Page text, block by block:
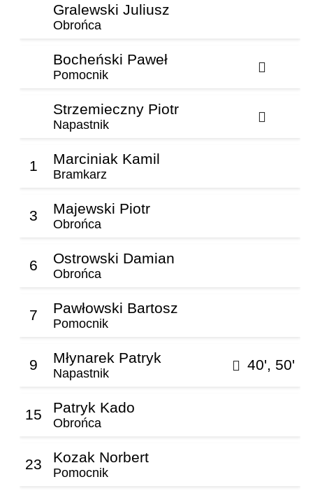
Gralewski Juliusz
Obrońca
Bocheński Paweł
Pomocnik
Strzemieczny Piotr
Napastnik
1 Marciniak Kamil
Bramkarz
3 Majewski Piotr
Obrońca
6 Ostrowski Damian
Obrońca
7 Pawłowski Bartosz
Pomocnik
9 Młynarek Patryk
Napastnik
40', 50'
15 Patryk Kado
Obrońca
23 Kozak Norbert
Pomocnik